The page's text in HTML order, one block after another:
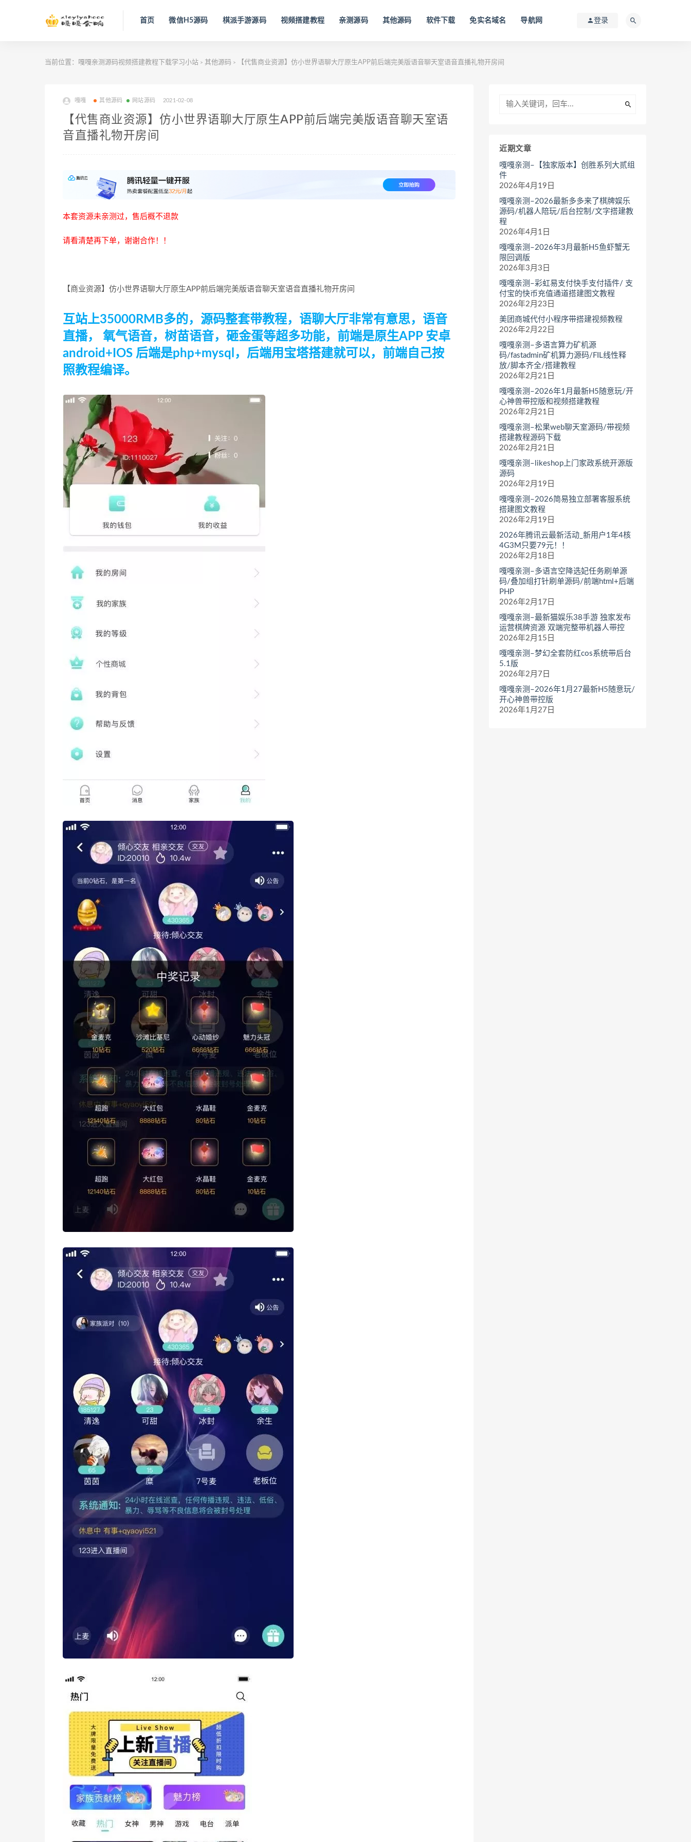
首页 微信H5源码 棋派手游源码 视频搭建教程 亲测源码 其他源码 软件下载 免实名域名 导航网 登录
当前位置： 嘎嘎亲测源码视频搭建教程下载学习小站 > 其他源码 > 【代售商业资源】仿小世界语聊大厅原生APP前后端完美版语音聊天室语音直播礼物开房间
嘎嘎 其他源码 网站源码 2021-02-08
【代售商业资源】仿小世界语聊大厅原生APP前后端完美版语音聊天室语
音直播礼物开房间
本套资源未亲测过，售后概不退款
请看清楚再下单，谢谢合作！！
【商业资源】仿小世界语聊大厅原生APP前后端完美版语音聊天室语音直播礼物开房间
互站上35000RMB多的，源码整套带教程，语聊大厅非常有意思，语音
直播， 氧气语音，树苗语音，砸金蛋等超多功能，前端是原生APP 安卓
android+IOS 后端是php+mysql，后端用宝塔搭建就可以，前端自己按
照教程编译。
近期文章
嘎嘎亲测–【独家版本】创胜系列大贰组
件
2026年4月19日
嘎嘎亲测–2026最新多多来了棋牌娱乐
源码/机器人陪玩/后台控制/文字搭建教
程
2026年4月1日
嘎嘎亲测–2026年3月最新H5鱼虾蟹无
限回调版
2026年3月3日
嘎嘎亲测–彩虹易支付快手支付插件/ 支
付宝的快币充值通道搭建图文教程
2026年2月23日
美团商城代付小程序带搭建视频教程
2026年2月22日
嘎嘎亲测–多语言算力矿机源
码/fastadmin矿机算力源码/FIL线性释
放/脚本齐全/搭建教程
2026年2月21日
嘎嘎亲测–2026年1月最新H5随意玩/开
心神兽带控版和视频搭建教程
2026年2月21日
嘎嘎亲测–松果web聊天室源码/带视频
搭建教程源码下载
2026年2月21日
嘎嘎亲测–likeshop上门家政系统开源版
源码
2026年2月19日
嘎嘎亲测–2026简易独立部署客服系统
搭建图文教程
2026年2月19日
2026年腾讯云最新活动_新用户1年4核
4G3M只要79元！！
2026年2月18日
嘎嘎亲测–多语言空降选妃任务刷单源
码/叠加组打针刷单源码/前端html+后端
PHP
2026年2月17日
嘎嘎亲测–最新猫娱乐38手游 独家发布
运营棋牌资源 双端完整带机器人带控
2026年2月15日
嘎嘎亲测–梦幻全套防红cos系统带后台
5.1版
2026年2月7日
嘎嘎亲测–2026年1月27最新H5随意玩/
开心神兽带控版
2026年1月27日